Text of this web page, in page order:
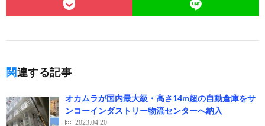
関連する記事
オカムラが国内最大級・高さ14m超の自動倉庫をサ
ンコーインダストリー物流センターへ納入
2023.04.20